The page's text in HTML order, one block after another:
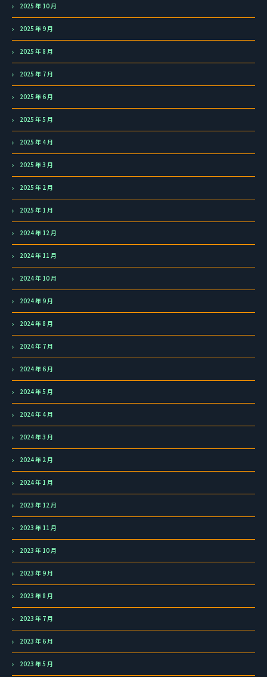
2025 年 10 月
2025 年 9 月
2025 年 8 月
2025 年 7 月
2025 年 6 月
2025 年 5 月
2025 年 4 月
2025 年 3 月
2025 年 2 月
2025 年 1 月
2024 年 12 月
2024 年 11 月
2024 年 10 月
2024 年 9 月
2024 年 8 月
2024 年 7 月
2024 年 6 月
2024 年 5 月
2024 年 4 月
2024 年 3 月
2024 年 2 月
2024 年 1 月
2023 年 12 月
2023 年 11 月
2023 年 10 月
2023 年 9 月
2023 年 8 月
2023 年 7 月
2023 年 6 月
2023 年 5 月